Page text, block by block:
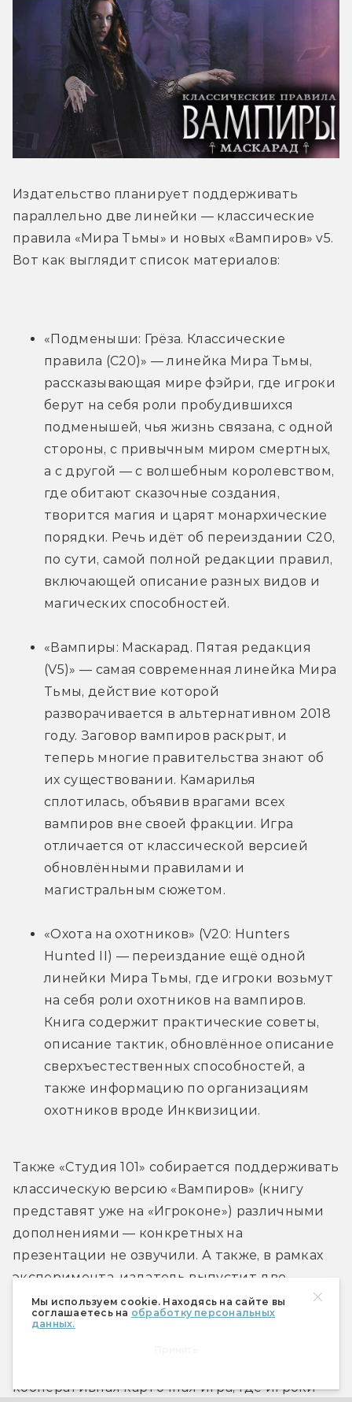
Мы используем cookie. Находясь на сайте вы
соглашаетесь на обработку персональных
данных.
Издательство планирует поддерживать
параллельно две линейки — классические
правила «Мира Тьмы» и новых «Вампиров» v5.
Вот как выглядит список материалов:
«Подменыши: Грёза. Классические
правила (C20)» — линейка Мира Тьмы,
рассказывающая мире фэйри, где игроки
берут на себя роли пробудившихся
подменышей, чья жизнь связана, с одной
стороны, с привычным миром смертных,
а с другой — с волшебным королевством,
где обитают сказочные создания,
творится магия и царят монархические
порядки. Речь идёт об переиздании C20,
по сути, самой полной редакции правил,
включающей описание разных видов и
магических способностей.
«Вампиры: Маскарад. Пятая редакция
(V5)» — самая современная линейка Мира
Тьмы, действие которой
разворачивается в альтернативном 2018
году. Заговор вампиров раскрыт, и
теперь многие правительства знают об
их существовании. Камарилья
сплотилась, объявив врагами всех
вампиров вне своей фракции. Игра
отличается от классической версией
обновлёнными правилами и
магистральным сюжетом.
«Охота на охотников» (V20: Hunters
Hunted II) — переиздание ещё одной
линейки Мира Тьмы, где игроки возьмут
на себя роли охотников на вампиров.
Книга содержит практические советы,
описание тактик, обновлённое описание
сверхъестественных способностей, а
также информацию по организациям
охотников вроде Инквизиции.
Также «Студия 101» собирается поддерживать
классическую версию «Вампиров» (книгу
представят уже на «Игроконе») различными
дополнениями — конкретных на
презентации не озвучили. А также, в рамках
эксперимента, издатель выпустит две
настольные игры во вселенной — «Кровавый
гамбит» (Prince's Gambit, 6,9 на BGG) и
кооперативная карточная игра, где игроки